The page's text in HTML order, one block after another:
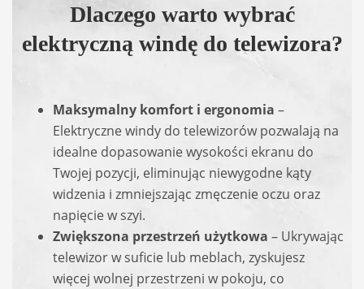
Dlaczego warto wybrać
elektryczną windę do telewizora?
Maksymalny komfort i ergonomia –
Elektryczne windy do telewizorów pozwalają na
idealne dopasowanie wysokości ekranu do
Twojej pozycji, eliminując niewygodne kąty
widzenia i zmniejszając zmęczenie oczu oraz
napięcie w szyi.
Zwiększona przestrzeń użytkowa – Ukrywając
telewizor w suficie lub meblach, zyskujesz
więcej wolnej przestrzeni w pokoju, co